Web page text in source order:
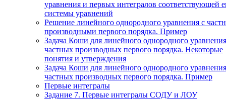
уравнения и первых интегралов соответствующей
системы уравнений
Решение линейного однородного уравнения с
производными первого порядка. Пример
Задача Коши для линейного однородного
частных производных первого порядка. Некоторые
понятия и утверждения
Задача Коши для линейного однородного
частных производных первого порядка. Пример
Первые интегралы
Задание 7. Первые интегралы СОДУ и ЛОУ